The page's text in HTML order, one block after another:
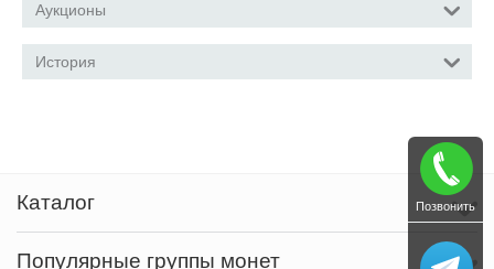
Аукционы
История
Каталог
Популярные группы монет
Позвонить